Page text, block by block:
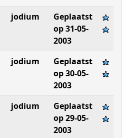
jodium
Geplaatst
op 31-05-
2003
jodium
Geplaatst
op 30-05-
2003
jodium
Geplaatst
op 29-05-
2003